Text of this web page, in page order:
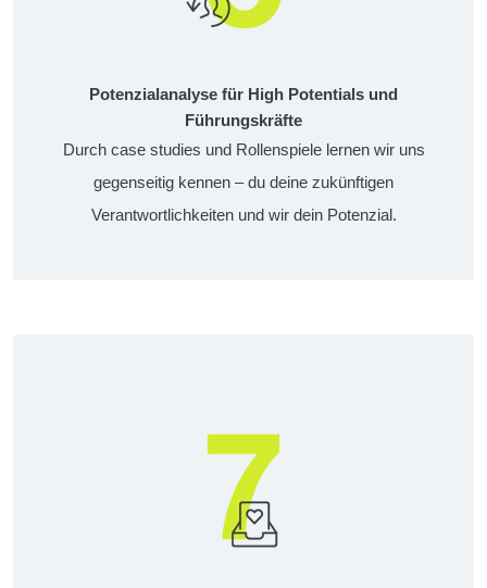
Potenzialanalyse für High Potentials und
Führungskräfte
Durch case studies und Rollenspiele lernen wir uns
gegenseitig kennen – du deine zukünftigen
Verantwortlichkeiten und wir dein Potenzial.